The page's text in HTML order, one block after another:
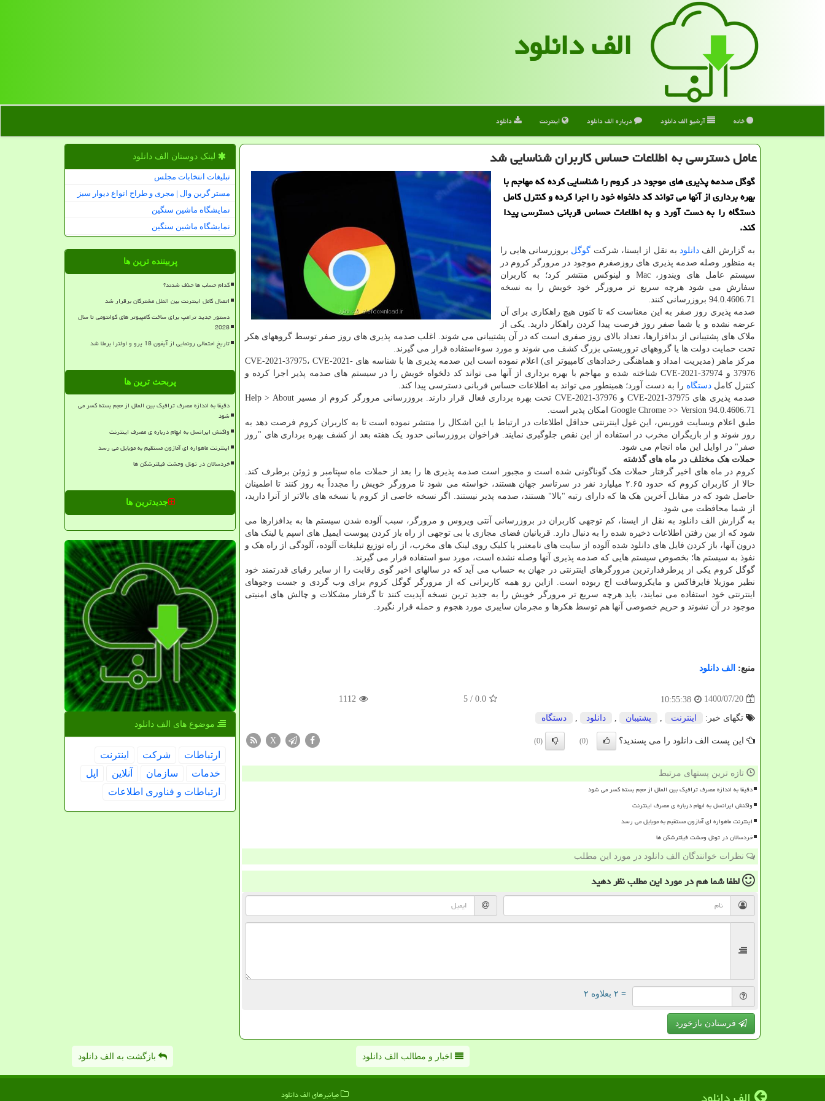
الف دانلود
خانه آرشیو الف دانلود درباره الف دانلود اینترنت دانلود
عامل دسترسی به اطلاعات حساس کاربران شناسایی شد
گوگل صدمه پذیری های موجود در کروم را شناسایی کرده که مهاجم با
بهره برداری از آنها می تواند کد دلخواه خود را اجرا کرده و کنترل کامل
دستگاه را به دست آورد و به اطلاعات حساس قربانی دسترسی پیدا
کند.
به گزارش الف دانلودبه نقل از ایسنا، شرکت گوگل بروزرسانی هایی را
به منظور وصله صدمه پذیری های روزصفرم موجود در مرورگر کروم در
سیستم عامل های ویندوز، Mac و لینوکس منتشر کرد؛ به کاربران
سفارش می شود هرچه سریع تر مرورگر خود خویش را به نسخه
94.0.4606.71 بروزرسانی کنند.
صدمه پذیری روز صفر به این معناست که تا کنون هیچ راهکاری برای آن
عرضه نشده و یا شما صفر روز فرصت پیدا کردن راهکار دارید. یکی از
ملاک های پشتیبانی از بدافزارها، تعداد بالای روز صفری است که در آن پشتیبانی می شوند. اغلب صدمه پذیری های روز صفر توسط گروههای هکر
تحت حمایت دولت ها یا گروههای تروریستی بزرگ کشف می شوند و مورد سوءاستفاده قرار می گیرند.
مرکز ماهر (مدیریت امداد و هماهنگی رخدادهای کامپیوتر ای) اعلام نموده است این صدمه پذیری ها با شناسه های CVE-2021-37975، CVE-2021-
37976 و CVE-2021-37974 شناخته شده و مهاجم با بهره برداری از آنها می تواند کد دلخواه خویش را در سیستم های صدمه پذیر اجرا کرده و
کنترل کامل دستگاه را به دست آورد؛ همینطور می تواند به اطلاعات حساس قربانی دسترسی پیدا کند.
صدمه پذیری های CVE-2021-37975 و CVE-2021-37976 تحت بهره برداری فعال قرار دارند. بروزرسانی مرورگر کروم از مسیر Help > About
Google Chrome >> Version 94.0.4606.71 امکان پذیر است.
طبق اعلام وبسایت فوربس، این غول اینترنتی حداقل اطلاعات در ارتباط با این اشکال را منتشر نموده است تا به کاربران کروم فرصت دهد به
روز شوند و از بازیگران مخرب در استفاده از این نقص جلوگیری نمایند. فراخوان بروزرسانی حدود یک هفته بعد از کشف بهره برداری های "روز
صفر" در اوایل این ماه انجام می شود.
حملات هک مختلف در ماه های گذشته
کروم در ماه های اخیر گرفتار حملات هک گوناگونی شده است و مجبور است صدمه پذیری ها را بعد از حملات ماه سپتامبر و ژوئن برطرف کند.
حالا از کاربران کروم که حدود ۲.۶۵ میلیارد نفر در سرتاسر جهان هستند، خواسته می شود تا مرورگر خویش را مجدداً به روز کنند تا اطمینان
حاصل شود که در مقابل آخرین هک ها که دارای رتبه "بالا" هستند، صدمه پذیر نیستند. اگر نسخه خاصی از کروم یا نسخه های بالاتر از آنرا دارید،
از شما محافظت می شود.
به گزارش الف دانلود به نقل از ایسنا، کم توجهی کاربران در بروزرسانی آنتی ویروس و مرورگر، سبب آلوده شدن سیستم ها به بدافزارها می
شود که از بین رفتن اطلاعات ذخیره شده را به دنبال دارد. قربانیان فضای مجازی با بی توجهی از راه باز کردن پیوست ایمیل های اسپم یا لینک های
درون آنها، باز کردن فایل های دانلود شده آلوده از سایت های نامعتبر یا کلیک روی لینک های مخرب، از راه توزیع تبلیغات آلوده، آلودگی از راه هک و
نفوذ به سیستم ها؛ بخصوص سیستم هایی که صدمه پذیری آنها وصله نشده است، مورد سو استفاده قرار می گیرند.
گوگل کروم یکی از پرطرفدارترین مرورگرهای اینترنتی در جهان به حساب می آید که در سالهای اخیر گوی رقابت را از سایر رقبای قدرتمند خود
نظیر موزیلا فایرفاکس و مایکروسافت اج ربوده است. ازاین رو همه کاربرانی که از مرورگر گوگل کروم برای وب گردی و جست وجوهای
اینترنتی خود استفاده می نمایند، باید هرچه سریع تر مرورگر خویش را به جدید ترین نسخه آپدیت کنند تا گرفتار مشکلات و چالش های امنیتی
موجود در آن نشوند و حریم خصوصی آنها هم توسط هکرها و مجرمان سایبری مورد هجوم و حمله قرار نگیرد.
منبع: الف دانلود
1400/07/20
10:55:38
0.0
/ 5
1112
تگهای خبر: اینترنت پشتیبان دانلود دستگاه
این پست الف دانلود را می پسندید؟ (0)
(0)
X
تازه ترین پستهای مرتبط
دقیقا به اندازه مصرف ترافیک بین الملل از حجم بسته کسر می شود
واکنش ایرانسل به ابهام درباره ی مصرف اینترنت
اینترنت ماهواره ای آمازون مستقیم به موبایل می رسد
خردسالان در تونل وحشت فیلترشکن ها
نظرات خوانندگان الف دانلود در مورد این مطلب
لطفا شما همدر مورد این مطلبنظر دهید
= ۲ بعلاوه ۲
فرستادن بازخورد
لینک دوستان الف دانلود
تبلیغات انتخابات مجلس
مستر گرین وال | مجری و طراح انواع دیوار سبز
نمایشگاه ماشین سنگین
نمایشگاه ماشین سنگین
پربیننده ترین ها
کدام حساب ها حذف شدند؟
اتصال کامل اینترنت بین الملل مشترکان برقرار شد
دستور جدید ترامپ برای ساخت کامپیوتر های کوانتومی تا سال
2028
تاریخ احتمالی رونمایی از آیفون 18 پرو و اولترا برملا شد
پربحث ترین ها
دقیقا به اندازه مصرف ترافیک بین الملل از حجم بسته کسر می
شود
واکنش ایرانسل به ابهام درباره ی مصرف اینترنت
اینترنت ماهواره ای آمازون مستقیم به موبایل می رسد
خردسالان در تونل وحشت فیلترشکن ها
جدیدترین ها
موضوع های الف دانلود
ارتباطات شركت
اینترنت
خدمات
سازمان آنلاین
اپل
ارتباطات و فناوری اطلاعات
اخبار و مطالب الف دانلود بازگشت به الف دانلود
میانبرهای الف دانلود